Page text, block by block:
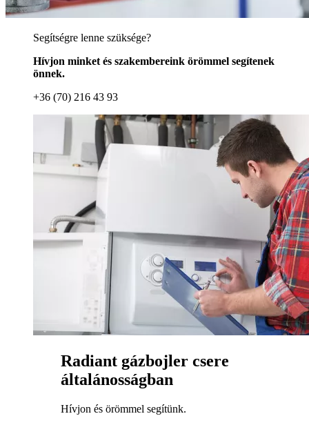
Segítségre lenne szüksége?
Hívjon minket és szakembereink örömmel segítenek
önnek.
+36 (70) 216 43 93
Radiant gázbojler csere
általánosságban
Hívjon és örömmel segítünk.